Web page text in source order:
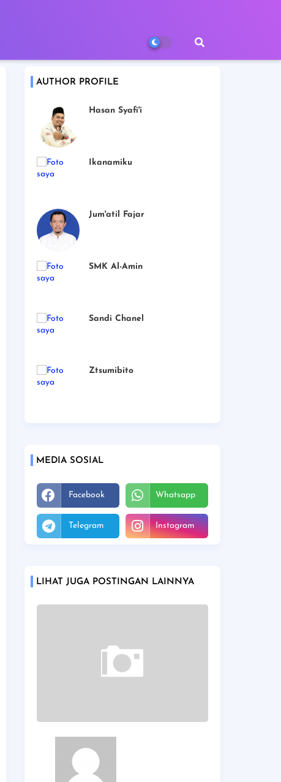
AUTHOR PROFILE
Hasan Syafi'i
Ikanamiku
Jum'atil Fajar
SMK Al-Amin
Sandi Chanel
Ztsumibito
MEDIA SOSIAL
Facebook Whatsapp
Telegram Instagram
LIHAT JUGA POSTINGAN LAINNYA